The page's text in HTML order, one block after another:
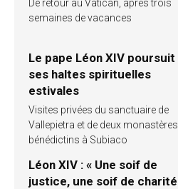
De retour au Vatican, après trois
semaines de vacances
Le pape Léon XIV poursuit
ses haltes spirituelles
estivales
Visites privées du sanctuaire de
Vallepietra et de deux monastères
bénédictins à Subiaco
Léon XIV : « Une soif de
justice, une soif de charité